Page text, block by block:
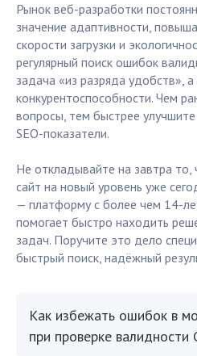
Рынок веб-разработки
значение адаптивности,
скорости загрузки и
регулярный поиск ошибок
задача «из разряда удобств»,
конкурентоспособности. Чем
вопросы, тем быстрее
SEO-показатели.
Не откладывайте на завтра
сайт на новый уровень уже
— платформу с более чем 14-
помогает быстро находить
задач. Поручите это дело
быстрый поиск, надёжный
Как избежать ошибок в
при проверке валидности